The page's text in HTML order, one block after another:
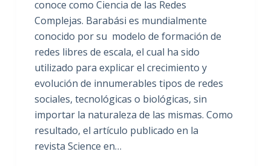
conoce como Ciencia de las Redes
Complejas. Barabási es mundialmente
conocido por su modelo de formación de
redes libres de escala, el cual ha sido
utilizado para explicar el crecimiento y
evolución de innumerables tipos de redes
sociales, tecnológicas o biológicas, sin
importar la naturaleza de las mismas. Como
resultado, el artículo publicado en la
revista Science en…